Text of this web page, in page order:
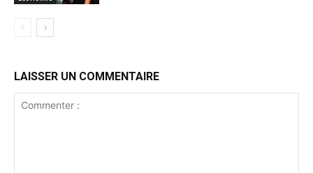
LAISSER UN COMMENTAIRE